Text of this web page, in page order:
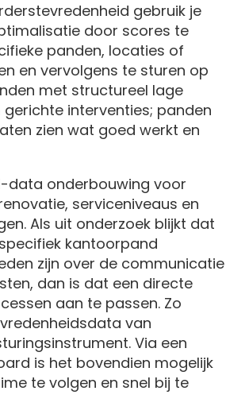
gebruik je
door scores te
panden, locaties of
en vervolgens te sturen op
met structureel lage
interventies; panden
zien wat goed werkt en
data onderbouwing voor
serviceniveaus en
Als uit onderzoek blijkt dat
kantoorpand
zijn over de communicatie
dan is dat een directe
aan te passen. Zo
van
Via een
is het bovendien mogelijk
te volgen en snel bij te